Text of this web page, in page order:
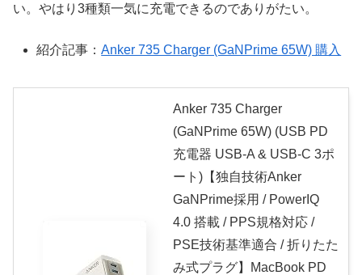
い。やはり3種類一気に充電できるのでありがたい。
紹介記事：Anker 735 Charger (GaNPrime 65W) 購入
Anker 735 Charger
(GaNPrime 65W) (USB PD
充電器 USB-A & USB-C 3ポ
ート)【独自技術Anker
GaNPrime採用 / PowerIQ
4.0 搭載 / PPS規格対応 /
PSE技術基準適合 / 折りたた
み式プラグ】MacBook PD